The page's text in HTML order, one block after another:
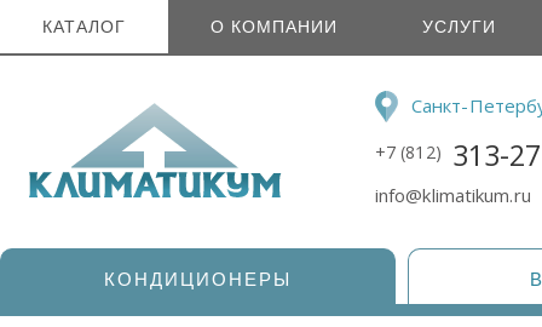
КАТАЛОГ О КОМПАНИИ УСЛУГИ
Санкт-
+7 (812) 313-
info@klimatikum.ru
КОНДИЦИОНЕРЫ